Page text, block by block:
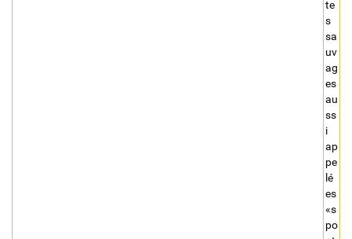
te
s
sa
uv
ag
es
au
ss
i
ap
pe
lé
es
«s
po